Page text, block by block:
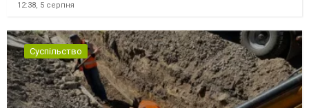
12:38, 5 серпня
Суспільство